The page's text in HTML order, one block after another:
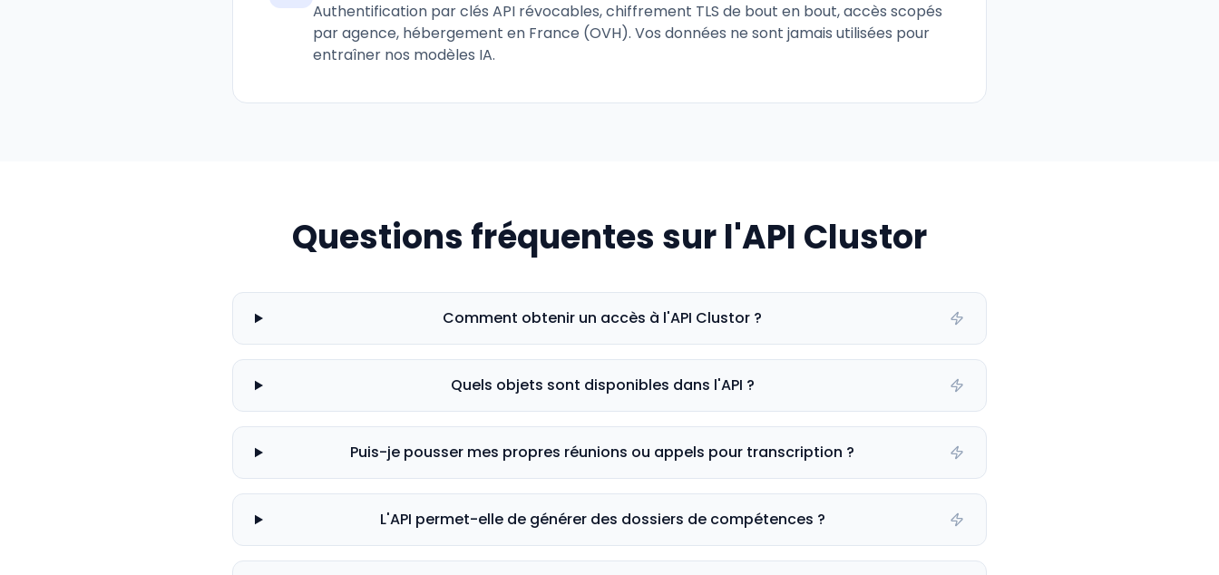
Authentification par clés API révocables, chiffrement TLS de bout en bout, accès scopés
par agence, hébergement en France (OVH). Vos données ne sont jamais utilisées pour
entraîner nos modèles IA.
Questions fréquentes sur l'API Clustor
Comment obtenir un accès à l'API Clustor ?
Quels objets sont disponibles dans l'API ?
Puis-je pousser mes propres réunions ou appels pour transcription ?
L'API permet-elle de générer des dossiers de compétences ?